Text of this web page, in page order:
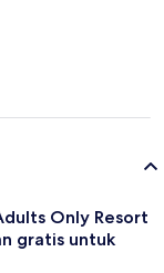
Only Resort
gratis untuk